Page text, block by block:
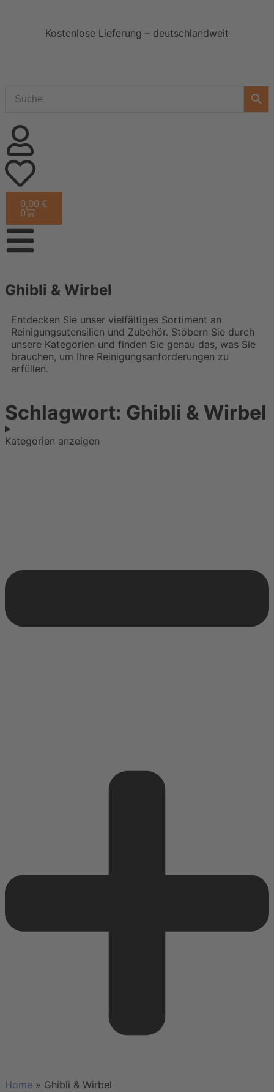
Kostenlose Lieferung – deutschlandweit
0,00 €
0
Ghibli & Wirbel
Entdecken Sie unser vielfältiges Sortiment an
Reinigungsutensilien und Zubehör. Stöbern Sie durch
unsere Kategorien und finden Sie genau das, was Sie
brauchen, um Ihre Reinigungsanforderungen zu
erfüllen.
Schlagwort: Ghibli & Wirbel
Kategorien anzeigen
Home » Ghibli & Wirbel